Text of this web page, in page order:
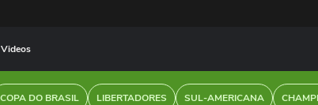
Videos
COPA DO BRASIL LIBERTADORES SUL-AMERICANA